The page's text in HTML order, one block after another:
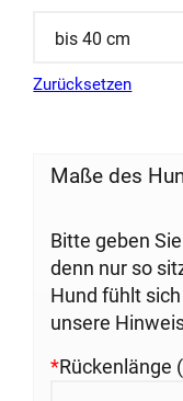
Zurücksetzen
Maße des
Bitte geben
denn nur so
Hund fühlt
unsere
*Rückenlänge